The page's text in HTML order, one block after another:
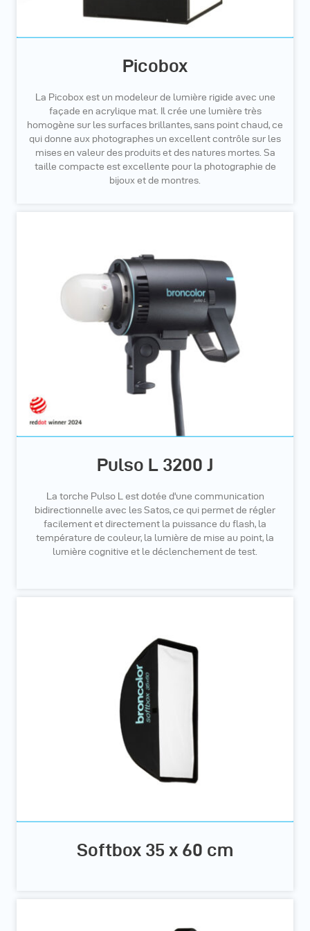
Picobox
La Picobox est un modeleur de lumière rigide avec une
façade en acrylique mat. Il crée une lumière très
homogène sur les surfaces brillantes, sans point chaud, ce
qui donne aux photographes un excellent contrôle sur les
mises en valeur des produits et des natures mortes. Sa
taille compacte est excellente pour la photographie de
bijoux et de montres.
Pulso L 3200 J
La torche Pulso L est dotée d'une communication
bidirectionnelle avec les Satos, ce qui permet de régler
facilement et directement la puissance du flash, la
température de couleur, la lumière de mise au point, la
lumière cognitive et le déclenchement de test.
Softbox 35 x 60 cm